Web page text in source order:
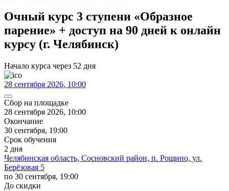
Очный курс 3 ступени «Образное
парение» + доступ на 90 дней к онлайн
курсу (г. Челябинск)
Начало курса через 52 дня
28 сентября 2026, 10:00
Сбор на площадке
28 сентября 2026, 10:00
Окончание
30 сентября, 19:00
Срок обучения
2 дня
Челябинская область, Сосновский район, п. Рощино, ул.
Берёзовая 5
по 30 сентября, 19:00
До скидки